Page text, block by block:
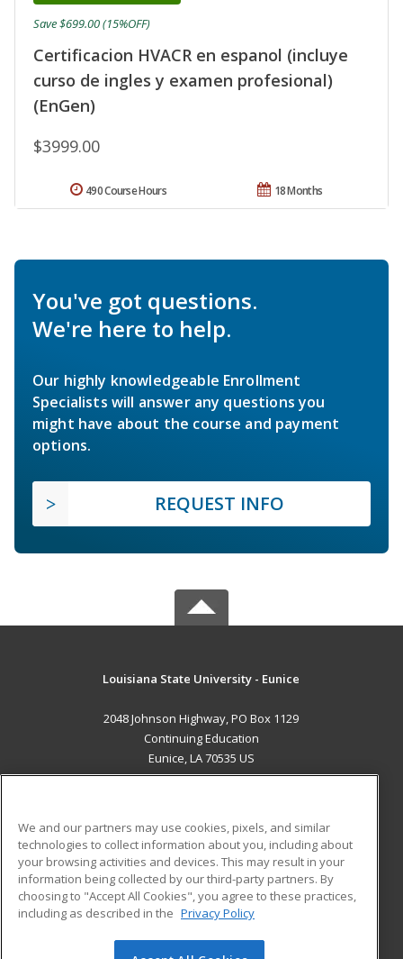
Certificacion HVACR en espanol (incluye
curso de ingles y examen profesional)
(EnGen)
$3999.00
Save $699.00 (15%OFF)
18 Months
490 Course Hours
You've got questions.
We're here to help.
Our highly knowledgeable Enrollment
Specialists will answer any questions you
might have about the course and payment
options.
REQUEST INFO
Louisiana State University - Eunice
2048 Johnson Highway, PO Box 1129
Continuing Education
Eunice, LA 70535 US
ADDITIONAL RESOURCES
Military
Financial Assistance
Help
Student Blog
We and our partners may use cookies, pixels, and similar
technologies to collect information about you, including about
your browsing activities and devices. This may result in your
information being collected by our third-party partners. By
choosing to "Accept All Cookies", you agree to these practices,
including as described in the Privacy Policy